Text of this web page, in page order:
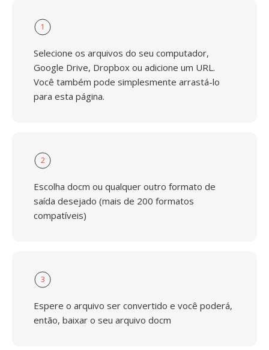
1
Selecione os arquivos do seu computador,
Google Drive, Dropbox ou adicione um URL.
Você também pode simplesmente arrastá-lo
para esta página.
2
Escolha docm ou qualquer outro formato de
saída desejado (mais de 200 formatos
compatíveis)
3
Espere o arquivo ser convertido e você poderá,
então, baixar o seu arquivo docm